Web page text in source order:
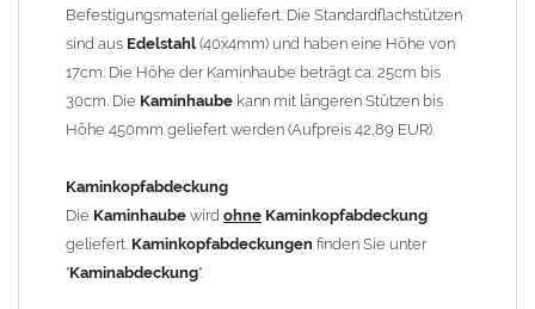
allgemeine Informationen:
Ab einer Kaminlängevon 1200mm werden 6
Kaminstützengeliefert.
Bei der Kombination mitWetterfahneundKaminbreite
angefertigt.
DieKaminhaubekann mitklappbaren Stützen
für 4 Stützen = 96,89 EUR, Länge ab 1200mm 6 Stützen =
145,39 EUR) geliefert werden.
Befestigungsmaterial geliefert. Die Standardflachstützen
sind aus Edelstahl (40x4mm) und haben eine Höhe von
17cm. Die Höhe der Kaminhaube beträgt ca. 25cm bis
30cm. Die Kaminhaube kann mit längeren Stützen bis
Höhe 450mm geliefert werden (Aufpreis 42,89 EUR).
Kaminkopfabdeckung
Die Kaminhaube wird ohne Kaminkopfabdeckung
geliefert. Kaminkopfabdeckungen finden Sie unter
"Kaminabdeckung".